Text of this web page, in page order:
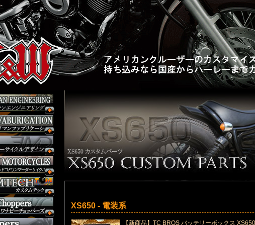
XS650 - 電装系
【新商品】TC BROS バッテリーボックス